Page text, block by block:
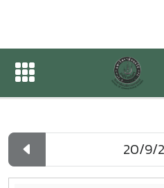
ปฏิทินกิจกรรมขอ
ปฏิทินกิจกรรมของหน่วยงาน